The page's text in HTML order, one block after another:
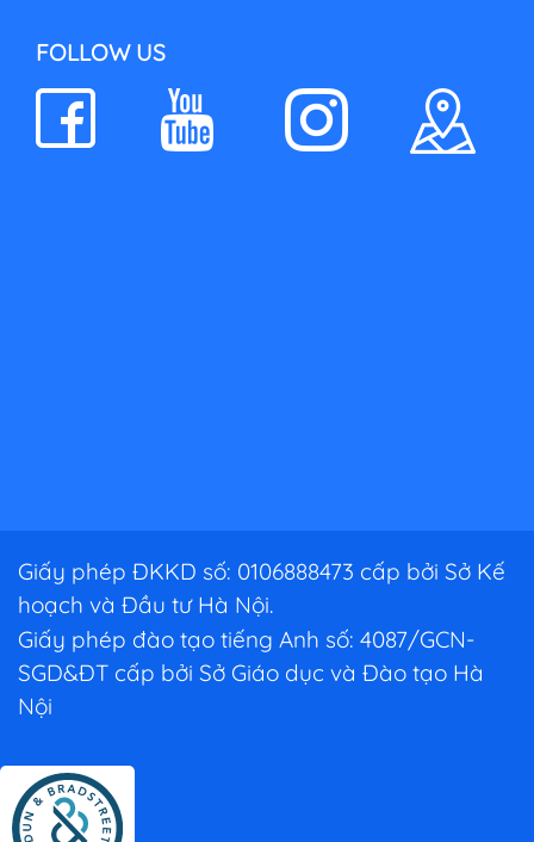
FOLLOW US
Giấy phép ĐKKD số: 0106888473 cấp bởi Sở Kế
hoạch và Đầu tư Hà Nội.
Giấy phép đào tạo tiếng Anh số: 4087/GCN-
SGD&ĐT cấp bởi Sở Giáo dục và Đào tạo Hà
Nội